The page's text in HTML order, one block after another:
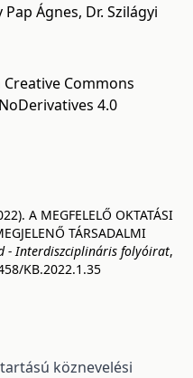
Ágnes, Dr. Szilágyi
Creative Commons
4.0
A MEGFELELŐ OKTATÁSI
TÁRSADALMI
- Interdiszciplináris folyóirat,
KB.2022.1.35
köznevelési